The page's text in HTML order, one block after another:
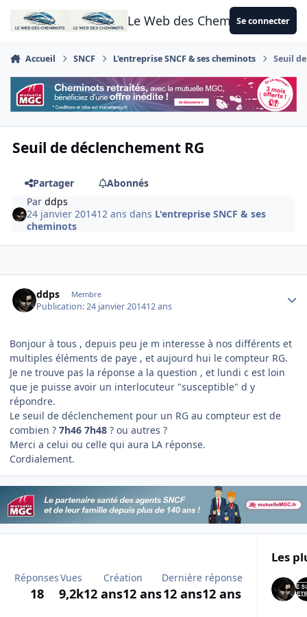
Aller au contenu
Le Web des CheminotsSe connecter
Accueil SNCF L'entreprise SNCF & ses cheminots Seuil
Seuil de déclenchement RG
Partager
Abonnés
Parddps
24 janvier 201412 ans dans L'entreprise SNCF & ses
cheminots
ddps Membre
Publication:24 janvier 201412 ans
Bonjour à tous , depuis peu je m interesse à nos différents et
multiples éléments de paye , et aujourd hui le compteur RG.
Je ne trouve pas la réponse a la question , et lundi c est loin
que je puisse avoir un interlocuteur "susceptible" d y
répondre.
Le seuil de déclenchement pour un RG au compteur est de
combien ? 7h46 7h48 ? ou autres ?
Merci a celui ou celle qui aura LA réponse.
Cordialement.
Réponses
18
Vues
9,2k
Création
12 ans12 ans
Dernière réponse
12 ans12 ans
Les